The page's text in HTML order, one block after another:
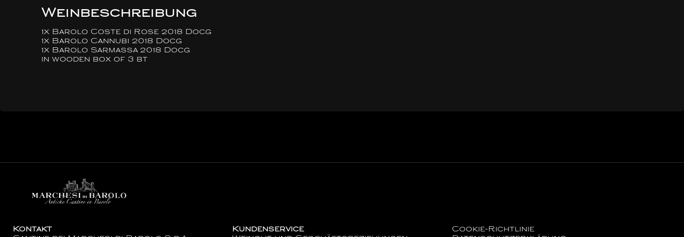
Weinbeschreibung
1x Barolo Coste di Rose 2018 Docg
1x Barolo Cannubi 2018 Docg
1x Barolo Sarmassa 2018 Docg
in wooden box of 3 bt
Kontakt
Kundenservice
Cookie-Richtlinie